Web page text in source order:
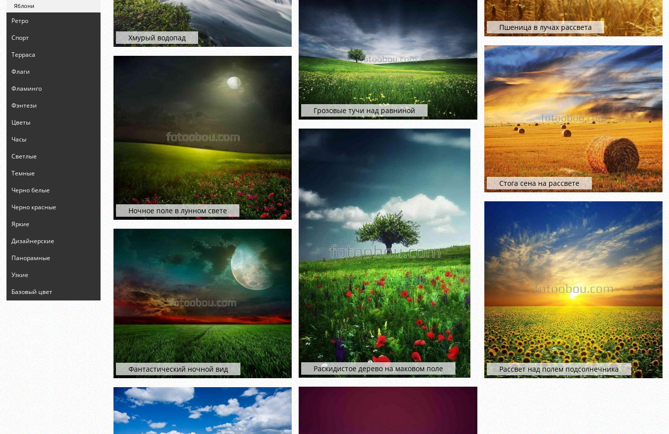
Яблони
Ретро
Спорт
Терраса
Флаги
Фламинго
Фэнтези
Цветы
Часы
Светлые
Темные
Черно белые
Черно красные
Яркие
Дизайнерские
Панорамные
Узкие
Базовый цвет
Хмурый водопад
Ночное поле в лунном свете
Фантастический ночной вид
Грозовые тучи над равниной
Раскидистое дерево на маковом поле
Пшеница в лучах рассвета
Стога сена на рассвете
Рассвет над полем подсолнечника